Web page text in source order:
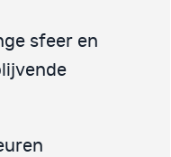
sfeer en